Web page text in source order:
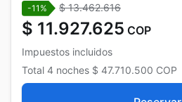
-11% $ 13.462.616
$ 11.927.625 COP
Impuestos incluidos
Total 4 noches $ 47.710.500 COP